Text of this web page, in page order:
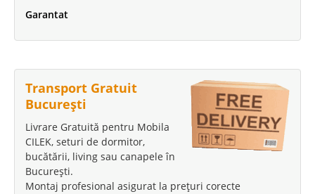
Garantat
Transport Gratuit
București
Livrare Gratuită pentru Mobila
CILEK, seturi de dormitor,
bucătării, living sau canapele în
București.
Montaj profesional asigurat la prețuri corecte